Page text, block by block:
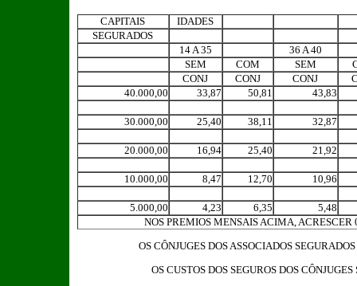
CAPITAIS
IDADES
SEGURADOS
14 A 35
36 A 40
SEM
COM SEM
CONJ
CONJ CONJ
40.000,00
33,87 50,81 43,83
30.000,00 25,40 38,11 32,87
20.000,00 16,94 25,40 21,92
10.000,00 8,47 12,70 10,96
5.000,00 4,23 6,35
5,48
NOS PREMIOS MENSAIS ACIMA, ACRESCER
OS CÔNJUGES DOS ASSOCIADOS
OS CUSTOS DOS SEGUROS DOS